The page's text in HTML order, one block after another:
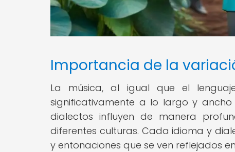
Importancia de la
La música, al igual que el
significativamente a lo largo y
dialectos influyen de manera
diferentes culturas. Cada idioma y
y entonaciones que se ven reflejados